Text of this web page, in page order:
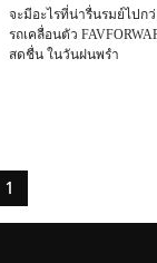
จะมีอะไรที่น่ารื่นรมย์ไปกว่
รถเคลื่อนตัว
สดชื่น ในวันฝนพรำ
1